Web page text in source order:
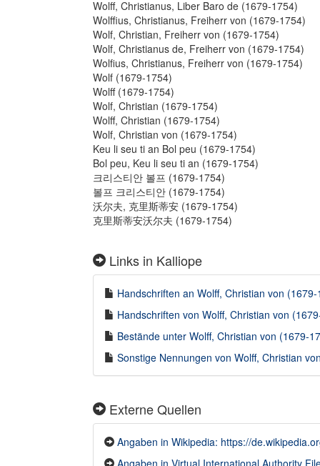
Wolff, Christianus, Liber Baro de (1679-1754)
Wolffius, Christianus, Freiherr von (1679-1754)
Wolf, Christian, Freiherr von (1679-1754)
Wolf, Christianus de, Freiherr von (1679-1754)
Wolfius, Christianus, Freiherr von (1679-1754)
Wolf (1679-1754)
Wolff (1679-1754)
Wolf, Christian (1679-1754)
Wolff, Christian (1679-1754)
Wolf, Christian von (1679-1754)
Keu li seu ti an Bol peu (1679-1754)
Bol peu, Keu li seu ti an (1679-1754)
크리스티안 볼프 (1679-1754)
볼프 크리스티안 (1679-1754)
沃尔夫, 克里斯蒂安 (1679-1754)
克里斯蒂安沃尔夫 (1679-1754)
Links in Kalliope
Handschriften an Wolff, Christian von
Handschriften von Wolff, Christian von
Bestände unter Wolff, Christian von (1679-
Sonstige Nennungen von Wolff, Christian
Externe Quellen
Angaben in Wikipedia: https://
Angaben in Virtual International Authority